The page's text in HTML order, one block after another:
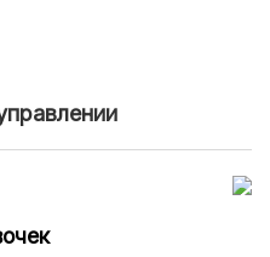
показаться небольшими.